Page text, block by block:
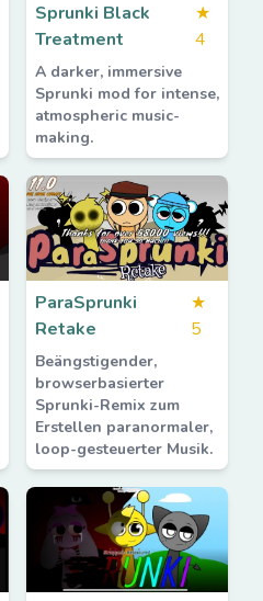
Sprunki Black
Treatment
★
4
A darker, immersive
Sprunki mod for intense,
atmospheric music-
making.
ParaSprunki
Retake
★
5
Beängstigender,
browserbasierter
Sprunki-Remix zum
Erstellen paranormaler,
loop-gesteuerter Musik.